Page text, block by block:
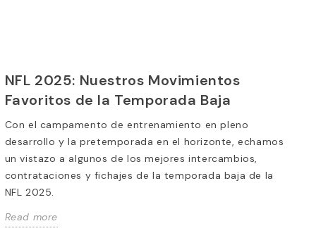
NFL 2025: Nuestros Movimientos
Favoritos de la Temporada Baja
Con el campamento de entrenamiento en pleno
desarrollo y la pretemporada en el horizonte, echamos
un vistazo a algunos de los mejores intercambios,
contrataciones y fichajes de la temporada baja de la
NFL 2025.
Read more